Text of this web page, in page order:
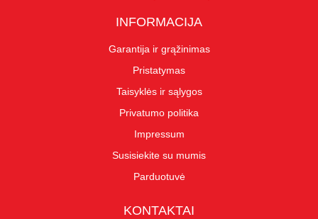
INFORMACIJA
Garantija ir grąžinimas
Pristatymas
Taisyklės ir sąlygos
Privatumo politika
Impressum
Susisiekite su mumis
Parduotuvė
KONTAKTAI